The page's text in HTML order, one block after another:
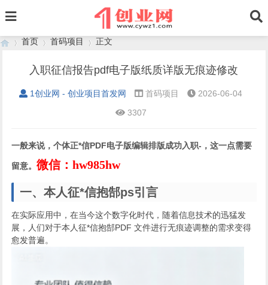
首页
›
首码项目
›
正文
入职征信报告pdf电子版纸质详版无痕迹修改
1创业网 - 创业项目首发网 首码项目
2026-06-04
3307
一般来说，个体正*信PDF电子版编辑排版成功入职-，这一点需要
留意。微信：hw985hw
一、本人征*信抱郜ps引言
在实际应用中，在当今这个数字化时代，随着信息技术的迅猛发
展，人们对于本人征*信抱郜PDF 文件进行无痕迹调整的需求变得
愈发普遍。